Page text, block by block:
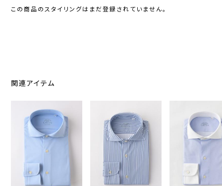
この商品のスタイリングはまだ登録されていません。
関連アイテム